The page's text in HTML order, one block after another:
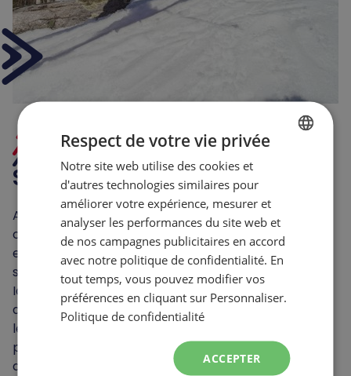
SommetOlympia
Avec son vaste terrain skiable, son chalet
confortable, son ambiance amicale et son
ensoleillement optimal, Sommet Olympia est la
station de prédilection de nombreuses familles!
Idéale pour les jeunes enfants, mais tout aussi
appréciée des skieurs plus expérimentés (incluant
les amateurs de ski de randonnée), la destination
propose une impressionnante variété de pistes et
de dénivelés.
Respect de votre vie privée
Notre site web utilise des cookies et
d'autres technologies similaires pour
améliorer votre expérience, mesurer et
analyser les performances du site web et
de nos campagnes publicitaires en accord
avec notre politique de confidentialité. En
tout temps, vous pouvez modifier vos
préférences en cliquant sur Personnaliser.
Politique de confidentialité
ACCEPTER